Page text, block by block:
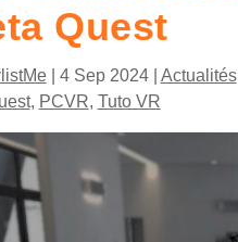
Quest
| 4 Sep 2024| Actualités
, PCVR, Tuto VR